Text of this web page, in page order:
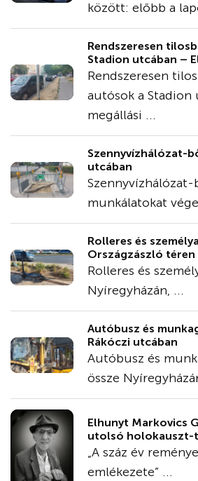
között: előbb a
Rendszeresen
Stadion utcában –
Rendszeresen
autósok a Stadion
megállási ...
Szennyvízhálózat-
utcában
Szennyvízhálózat-
munkálatokat
Rolleres és
Országzászló téren
Rolleres és
Nyíregyházán, ...
Autóbusz és
Rákóczi utcában
Autóbusz és
össze
Elhunyt Markovics
utolsó holokauszt-
„A száz év
emlékezete” ...